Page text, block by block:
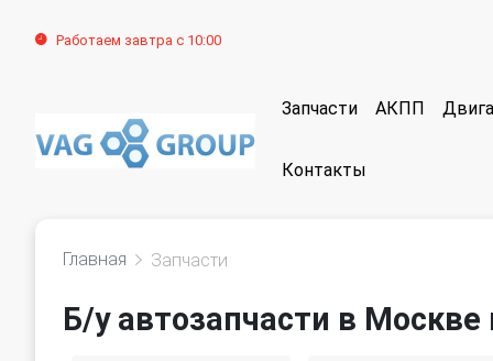
Работаем завтра с 10:00
Запчасти АКПП
Контакты
Главная Запчасти
Б/у автозапчасти в Москве